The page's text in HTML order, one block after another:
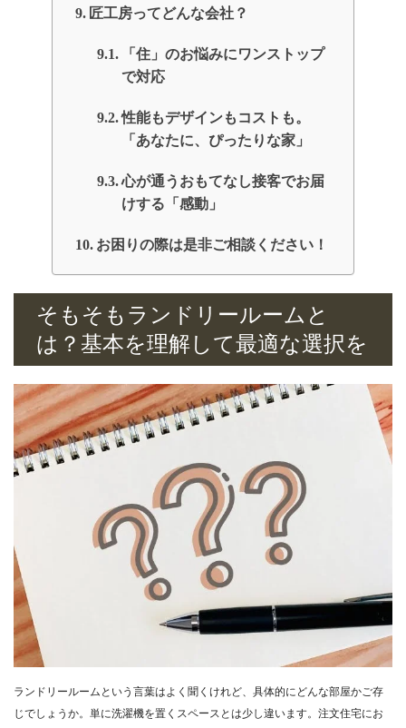
匠工房ってどんな会社？
「住」のお悩みにワンストップ
で対応
性能もデザインもコストも。
「あなたに、ぴったりな家」
心が通うおもてなし接客でお届
けする「感動」
お困りの際は是非ご相談ください！
そもそもランドリールームと
は？基本を理解して最適な選択を
ランドリールームという言葉はよく聞くけれど、具体的にどんな部屋かご存
じでしょうか。単に洗濯機を置くスペースとは少し違います。注文住宅にお